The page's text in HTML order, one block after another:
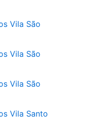
Vila São
Vila São
Vila São
Vila Santo